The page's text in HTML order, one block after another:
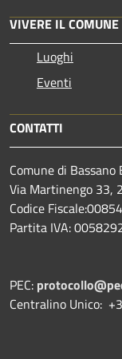
VIVERE IL COMUNE
Luoghi
Eventi
CONTATTI
Comune di Bassano
Via Martinengo 33,
Codice
Partita IVA:
PEC:
Centralino Unico: